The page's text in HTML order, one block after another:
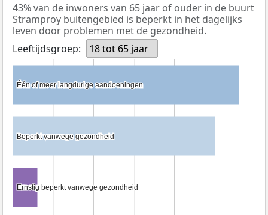
43% van de inwoners van 65 jaar of ouder in de buurt
Stramproy buitengebied is beperkt in het dagelijks
leven door problemen met de gezondheid.
Leeftijdsgroep:
18 tot 65 jaar
Één of meer langdurige aandoeningen
Één of meer langdurige aandoeningen
Beperkt vanwege gezondheid
Beperkt vanwege gezondheid
Ernstig beperkt vanwege gezondheid
Ernstig beperkt vanwege gezondheid